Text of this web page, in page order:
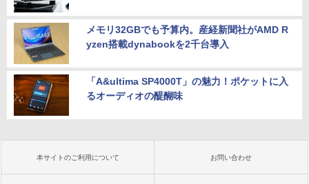
メモリ32GBでも予算内。産経新聞社がAMD R
yzen搭載dynabookを2千台導入
「A&ultima SP4000T」の魅力！ポケットに入
るオーディオの醍醐味
本サイトのご利用について お問い合わせ